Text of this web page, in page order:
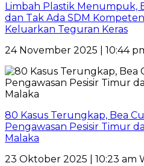
Limbah Plastik Menumpuk,
dan Tak Ada SDM
Keluarkan Teguran Keras
24 November 2025 | 10:44
80 Kasus Terungkap, Bea
Pengawasan Pesisir Timur
Malaka
23 Oktober 2025 | 10:23 am